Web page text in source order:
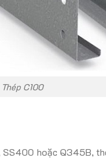
Thép C100
hoặc Q345B,